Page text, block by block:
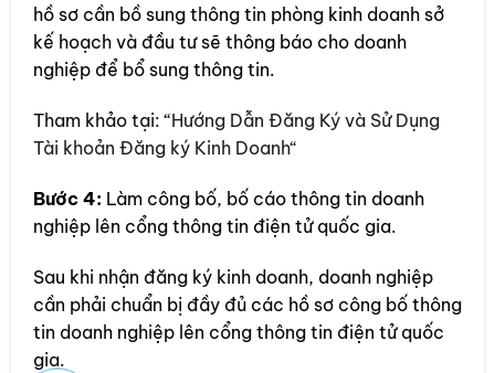
hồ sơ cần bồ sung thông tin phòng kinh doanh sở
kế hoạch và đầu tư sẽ thông báo cho doanh
nghiệp để bổ sung thông tin.
Tham khảo tại: “Hướng Dẫn Đăng Ký và Sử Dụng
Tài khoản Đăng ký Kinh Doanh“
Bước 4: Làm công bố, bố cáo thông tin doanh
nghiệp lên cổng thông tin điện tử quốc gia.
Sau khi nhận đăng ký kinh doanh, doanh nghiệp
cần phải chuẩn bị đầy đủ các hồ sơ công bố thông
tin doanh nghiệp lên cổng thông tin điện tử quốc
gia.